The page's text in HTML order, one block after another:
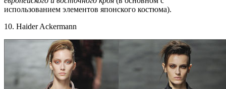
использованием элементов японского костюма).
10. Haider Ackermann